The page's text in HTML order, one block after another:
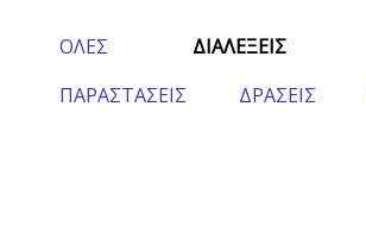
ΟΛΕΣ ΔΙΑΛΕΞΕΙΣ
ΠΑΡΑΣΤΑΣΕΙΣ
ΔΡΑΣΕΙΣ